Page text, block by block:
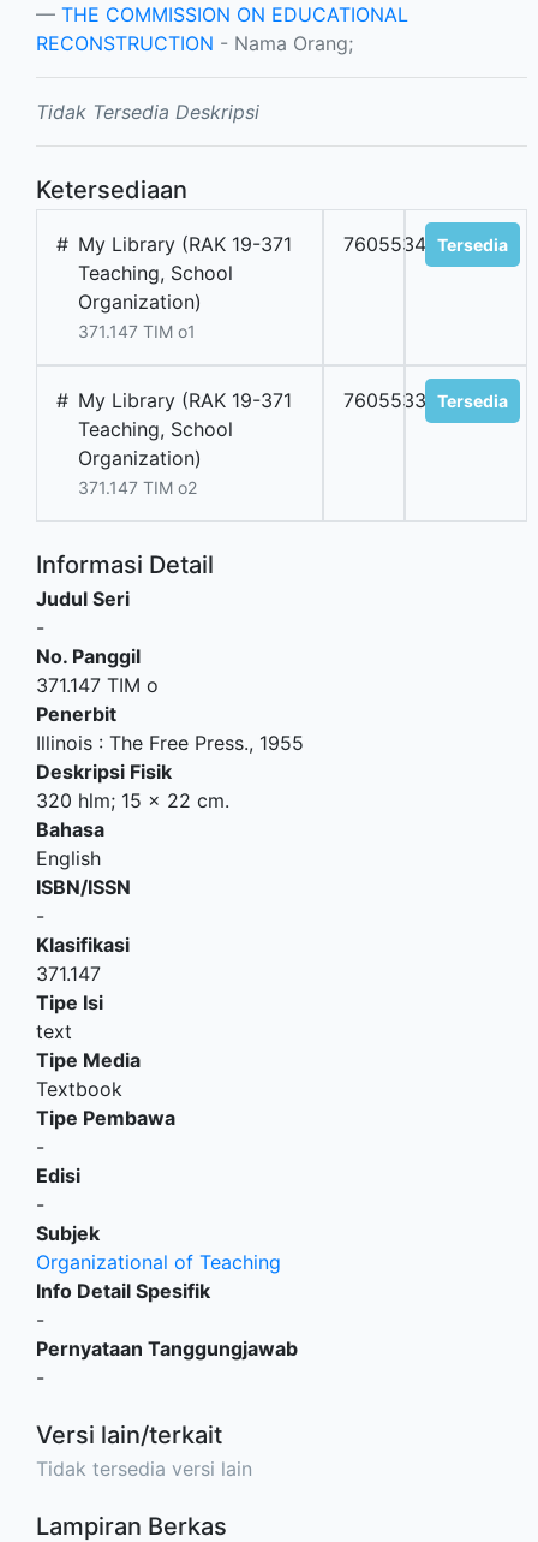
THE COMMISSION ON EDUCATIONAL
RECONSTRUCTION - Nama Orang;
Tidak Tersedia Deskripsi
Ketersediaan
# My Library (RAK 19-371
Teaching, School
Organization)
371.147 TIM o1
7605534201Tersedia
# My Library (RAK 19-371
Teaching, School
Organization)
371.147 TIM o2
7605533202Tersedia
Informasi Detail
Judul Seri
-
No. Panggil
371.147 TIM o
Penerbit
Illinois : The Free Press., 1955
Deskripsi Fisik
320 hlm; 15 x 22 cm.
Bahasa
English
ISBN/ISSN
-
Klasifikasi
371.147
Tipe Isi
text
Tipe Media
Textbook
Tipe Pembawa
-
Edisi
-
Subjek
Organizational of Teaching
Info Detail Spesifik
-
Pernyataan Tanggungjawab
-
Versi lain/terkait
Tidak tersedia versi lain
Lampiran Berkas